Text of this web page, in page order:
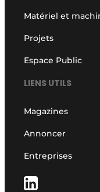
Matériel et
Projets
Espace Public
LIENS UTILS
Magazines
Annoncer
Entreprises